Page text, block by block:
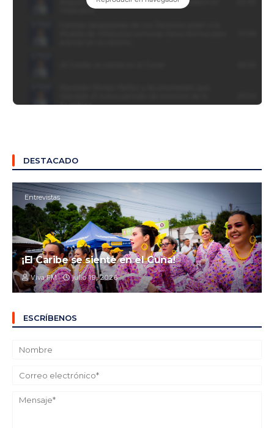
DESTACADO
Entrevistas
¡El Caribe se siente en el Cuna!
Viva FM julio 19, 2026
ESCRÍBENOS